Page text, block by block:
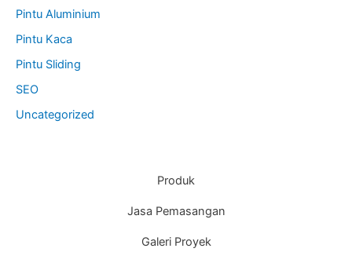
Pintu Aluminium
Pintu Kaca
Pintu Sliding
SEO
Uncategorized
Produk
Jasa Pemasangan
Galeri Proyek